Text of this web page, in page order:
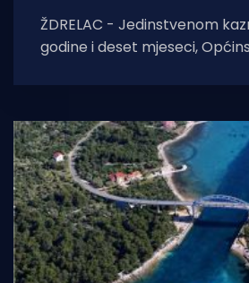
ŽDRELAC - Jedinstvenom
godine i deset mjeseci,